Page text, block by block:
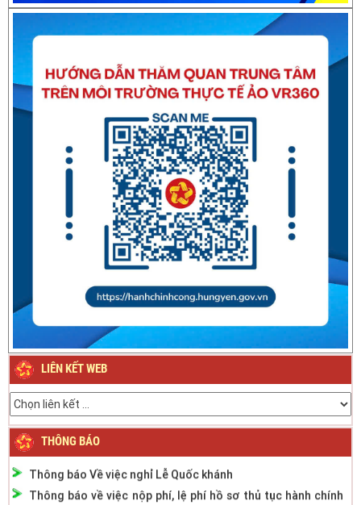
LIÊN KẾT WEB
THÔNG BÁO
Thông báo về việc nghỉ Tết Nguyên đán Bính Ngọ năm 2026
Thông báo về việc nghỉ Tết Nguyên đán Giáp Thìn năm
2024
Thông báo Lịch nghỉ Lễ Quốc khánh ngày 2/9/2023
Thông báo phân cấp công tác đăng ký phương tiện giao
thông cơ giới đường bộ
Thông báo thời gian làm việc mùa hè năm 2022
Thông báo Về việc nghỉ Lễ Quốc khánh
Thông báo về việc nộp phí, lệ phí hồ sơ thủ tục hành chính
tại Trung tâm Phục vụ hành chính công và Kiểm soát TTHC